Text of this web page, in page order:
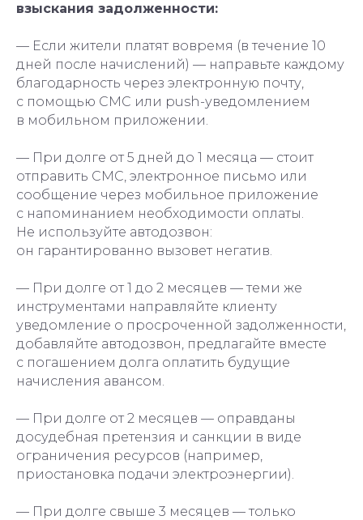
взыскания задолженности:
— Если жители платят вовремя (в течение 10
дней после начислений) — направьте каждому
благодарность через электронную почту,
с помощью СМС или push-уведомлением
в мобильном приложении.
— При долге от 5 дней до 1 месяца — стоит
отправить СМС, электронное письмо или
сообщение через мобильное приложение
с напоминанием необходимости оплаты.
Не используйте автодозвон:
он гарантированно вызовет негатив.
— При долге от 1 до 2 месяцев — теми же
инструментами направляйте клиенту
уведомление о просроченной задолженности,
добавляйте автодозвон, предлагайте вместе
с погашением долга оплатить будущие
начисления авансом.
— При долге от 2 месяцев — оправданы
досудебная претензия и санкции в виде
ограничения ресурсов (например,
приостановка подачи электроэнергии).
— При долге свыше 3 месяцев — только